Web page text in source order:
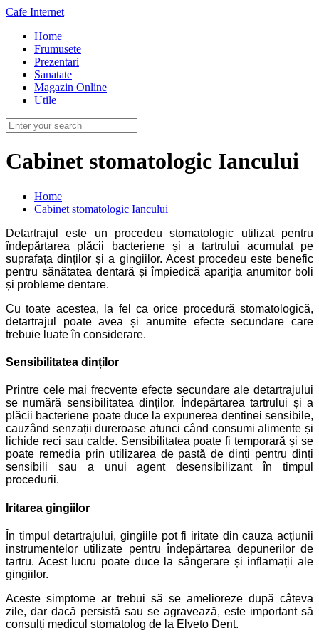
Cafe Internet
Home
Frumusete
Prezentari
Sanatate
Magazin Online
Utile
Cabinet stomatologic Iancului
Home
Cabinet stomatologic Iancului
Detartrajul este un procedeu stomatologic utilizat pentru
îndepărtarea plăcii bacteriene și a tartrului acumulat pe
suprafața dinților și a gingiilor. Acest procedeu este benefic
pentru sănătatea dentară și împiedică apariția anumitor boli
și probleme dentare.
Cu toate acestea, la fel ca orice procedură stomatologică,
detartrajul poate avea și anumite efecte secundare care
trebuie luate în considerare.
Sensibilitatea dinților
Printre cele mai frecvente efecte secundare ale detartrajului
se numără sensibilitatea dinților. Îndepărtarea tartrului și a
plăcii bacteriene poate duce la expunerea dentinei sensibile,
cauzând senzații dureroase atunci când consumi alimente și
lichide reci sau calde. Sensibilitatea poate fi temporară și se
poate remedia prin utilizarea de pastă de dinți pentru dinți
sensibili sau a unui agent desensibilizant în timpul
procedurii.
Iritarea gingiilor
În timpul detartrajului, gingiile pot fi iritate din cauza acțiunii
instrumentelor utilizate pentru îndepărtarea depunerilor de
tartru. Acest lucru poate duce la sângerare și inflamații ale
gingiilor.
Aceste simptome ar trebui să se amelioreze după câteva
zile, dar dacă persistă sau se agravează, este important să
consulți medicul stomatolog de la Elveto Dent.